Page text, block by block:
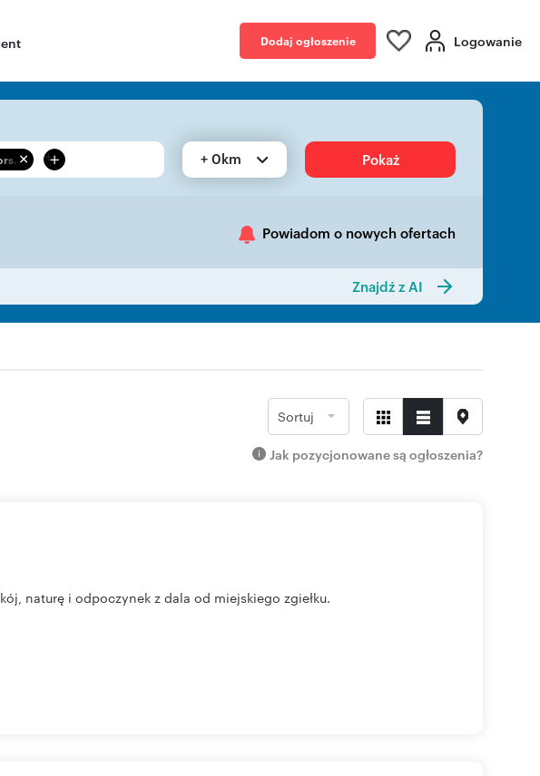
Dodaj ogłoszenie Logowanie
+ + 0km Pokaż
Powiadom o nowych ofertach
Znajdź z AI
Sortuj
Jak pozycjonowane są ogłoszenia?
naturę i odpoczynek z dala od miejskiego zgiełku.